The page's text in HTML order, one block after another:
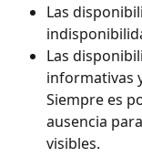
Las
Las
informativas
Siempre es
ausencia
visibles.